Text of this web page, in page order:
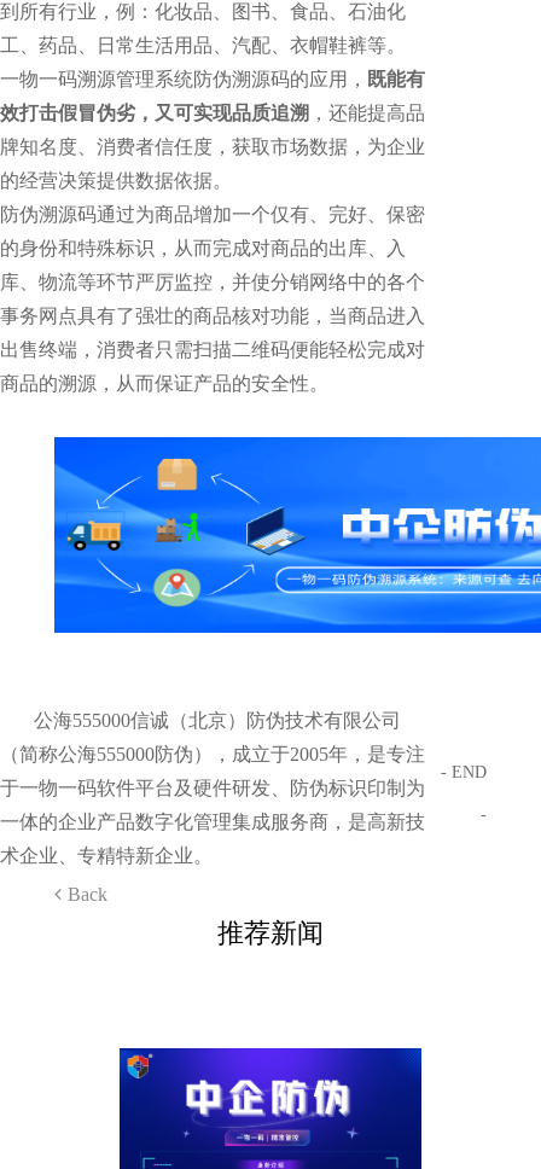
到所有行业，例：化妆品、图书、食品、石油化
工、药品、日常生活用品、汽配、衣帽鞋裤等。
一物一码溯源管理系统防伪溯源码的应用， 既能有
效打击假冒伪劣，又可实现品质追溯 ，还能提高品
牌知名度、消费者信任度，获取市场数据，为企业
的经营决策提供数据依据。
防伪溯源码通过为商品增加一个仅有、完好、保密
的身份和特殊标识，从而完成对商品的出库、入
库、物流等环节严厉监控，并使分销网络中的各个
事务网点具有了强壮的商品核对功能，当商品进入
出售终端，消费者只需扫描二维码便能轻松完成对
商品的溯源，从而保证产品的安全性。
公海555000信诚（北京）防伪技术有限公司
（简称公海555000防伪），成立于2005年，是专注
于一物一码软件平台及硬件研发、防伪标识印制为
一体的企业产品数字化管理集成服务商，是高新技
术企业、专精特新企业。
Back
- END
-
推荐新闻